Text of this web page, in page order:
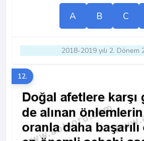
A B C
2018-2019 yılı 2. Dönem
12.